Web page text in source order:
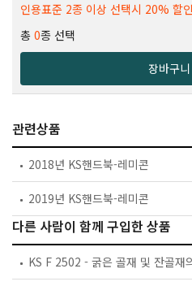
인용표준 2종 이상 선택시 20% 할인
총 0종 선택
장바구
관련상품
2018년 KS핸드북-레미콘
2019년 KS핸드북-레미콘
다른 사람이 함께 구입한 상품
KS F 2502 - 굵은 골재 및 잔골재